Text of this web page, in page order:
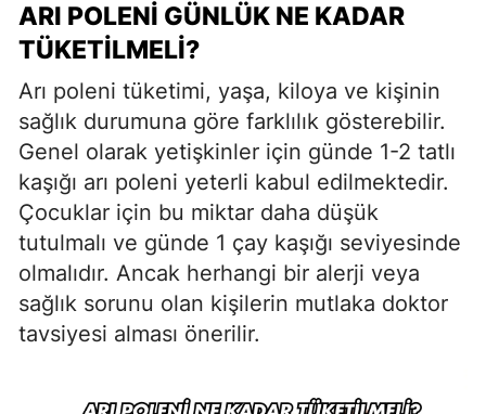
ARI POLENI GÜNLÜK NE KADAR
TÜKETILMELI?
Arı poleni tüketimi, yaşa, kiloya ve kişinin
sağlık durumuna göre farklılık gösterebilir.
Genel olarak yetişkinler için günde 1-2 tatlı
kaşığı arı poleni yeterli kabul edilmektedir.
Çocuklar için bu miktar daha düşük
tutulmalı ve günde 1 çay kaşığı seviyesinde
olmalıdır. Ancak herhangi bir alerji veya
sağlık sorunu olan kişilerin mutlaka doktor
tavsiyesi alması önerilir.